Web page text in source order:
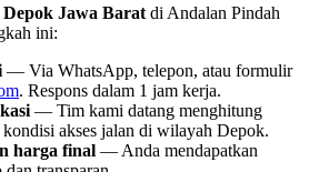
Jawa Barat di Andalan Pindah
ini:
— Via WhatsApp, telepon, atau formulir
. Respons dalam 1 jam kerja.
— Tim kami datang menghitung
akses jalan di wilayah Depok.
harga final — Anda mendapatkan